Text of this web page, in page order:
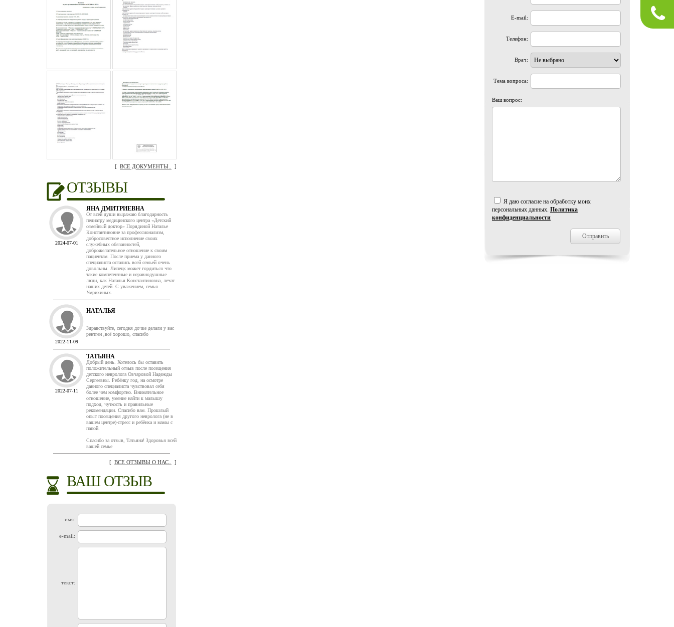
[ ВСЕ ДОКУМЕНТЫ.. ]
ОТЗЫВЫ
2024-07-01
ЯНА ДМИТРИЕВНА
От всей души выражаю благодарность
педиатру медицинского центра «Детский
семейный доктор» Порядиной Наталье
Константиновне за профессионализм,
добросовестное исполнение своих
служебных обязанностей,
доброжелательное отношение к своим
пациентам. После приема у данного
специалиста остались всей семьей очень
довольны. Липецк может гордиться что
такие компетентные и неравнодушные
люди, как Наталья Константиновна, лечат
наших детей. С уважением, семья
Умрихиных.
2022-11-09
НАТАЛЬЯ
Здравствуйте, сегодня дочке делали у вас
рентген ,всё хорошо, спасибо
2022-07-11
ТАТЬЯНА
Добрый день. Хотелось бы оставить
положительный отзыв после посещения
детского невролога Овчаровой Надежды
Сергеевны. Ребёнку год, на осмотре
данного специалиста чувствовал себя
более чем комфортно. Внимательное
отношение, умение найти к малышу
подход, чуткость и правильные
рекомендации. Спасибо вам. Прошлый
опыт посещения другого невролога (не в
вашем центре)-стресс и ребёнка и мамы с
папой.
Спасибо за отзыв, Татьяна! Здоровья всей
вашей семье
[ ВСЕ ОТЗЫВЫ О НАС.. ]
ВАШ ОТЗЫВ
имя:
e-mail:
текст:
E-mail:
Телефон:
Врач:
Тема вопроса:
Ваш вопрос:
Я даю согласие на обработку моих
персональных данных. Политика
конфиденциальности